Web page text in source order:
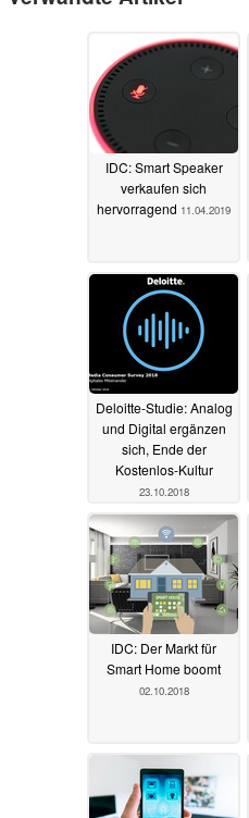
IDC: Smart Speaker
verkaufen sich
hervorragend 11.04.2019
Deloitte-Studie: Analog
und Digital ergänzen
sich, Ende der
Kostenlos-Kultur
23.10.2018
IDC: Der Markt für
Smart Home boomt
02.10.2018